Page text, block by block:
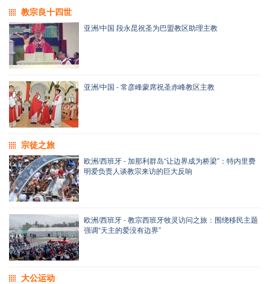
教宗良十四世
亚洲/中国 段永昆祝圣为巴盟教区助理主教
亚洲/中国 - 常彦峰蒙席祝圣赤峰教区主教
宗徒之旅
欧洲/西班牙 - 加那利群岛“让边界成为桥梁”：特内里费
明爱负责人谈教宗来访的巨大反响
欧洲/西班牙 - 教宗西班牙牧灵访问之旅：围绕移民主题
强调“天主的爱没有边界”
大公运动